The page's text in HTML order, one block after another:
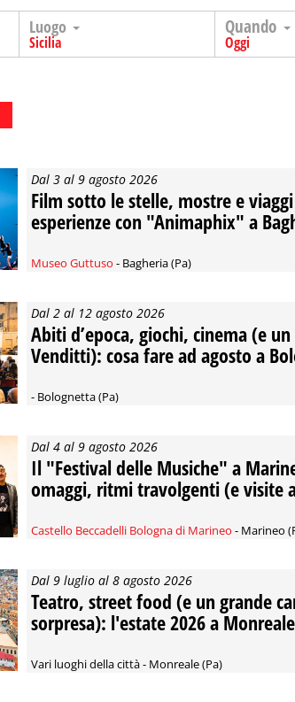
Luogo
Sicilia
Quando
Oggi
Dal 3 al 9 agosto 2026
Film sotto le stelle, mostre e
esperienze con "Animaphix" a
Museo Guttuso - Bagheria (Pa)
Dal 2 al 12 agosto 2026
Abiti d’epoca, giochi, cinema (e
Venditti): cosa fare ad agosto a
- Bolognetta (Pa)
Dal 4 al 9 agosto 2026
Il "Festival delle Musiche" a
omaggi, ritmi travolgenti (e visite
Castello Beccadelli Bologna di Marineo - Marineo
Dal 9 luglio al 8 agosto 2026
Teatro, street food (e un grande
sorpresa): l'estate 2026 a Monreale
Vari luoghi della città - Monreale (Pa)